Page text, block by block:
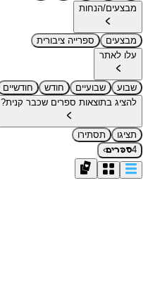
מבצעים/הנחות
מבצעים
ספרייה ציבורית
עלו לאתר
שבוע שבועיים חודש
חודשיים
להציג בתוצאות ספרים שכבר קנית?
תציגו
תסתירו
4ספרים›